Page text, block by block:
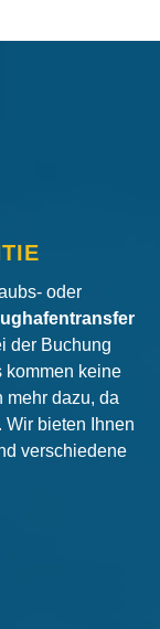
oder
der Buchung
kommen keine
mehr dazu, da
Wir bieten Ihnen
verschiedene